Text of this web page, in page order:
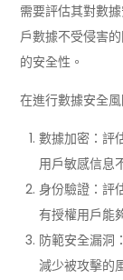
需要評估其對數
戶數據不受侵害
的安全性。
在進行數據安全
數據加密：評
用戶敏感信息
身份驗證：評
有授權用戶能
防範安全漏洞
減少被攻擊的